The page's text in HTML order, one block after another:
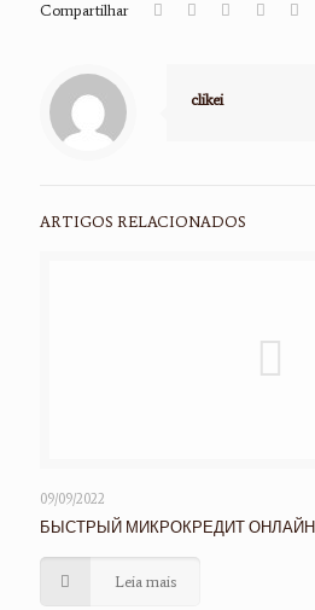
Compartilhar
clikei
ARTIGOS RELACIONADOS
09/09/2022
БЫСТРЫЙ МИКРОКРЕДИТ ОНЛАЙН
Leia mais